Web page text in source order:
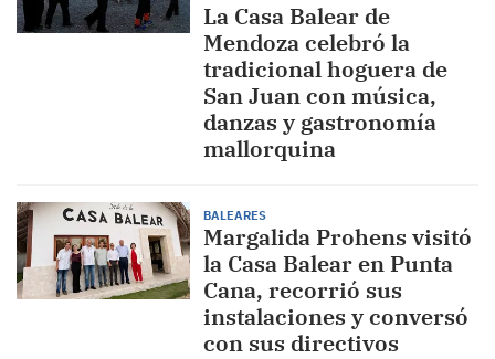
La Casa Balear de
Mendoza celebró la
tradicional hoguera de
San Juan con música,
danzas y gastronomía
mallorquina
BALEARES
Margalida Prohens visitó
la Casa Balear en Punta
Cana, recorrió sus
instalaciones y conversó
con sus directivos